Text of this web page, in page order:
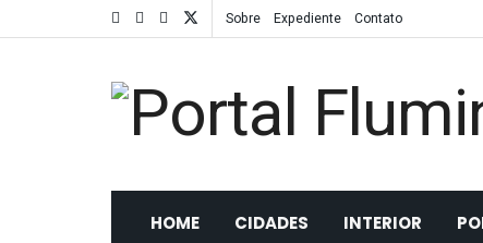
Sobre Expediente Contato
HOME CIDADES INTERIOR